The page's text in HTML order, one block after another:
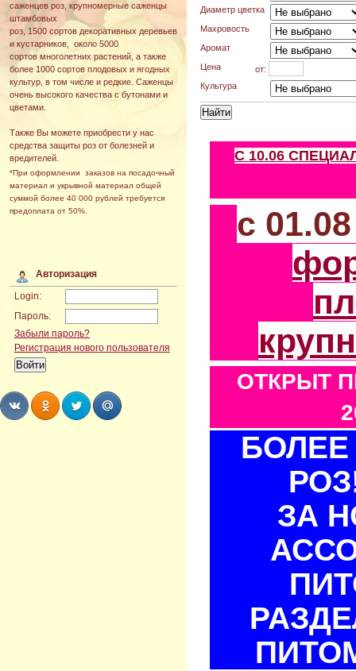
саженцев роз, крупномерные саженцы
штамбовых
роз, 1500 сортов декоративных деревьев
и кустарников, около 5000
сортов многолетних растений, а также
более 1000 сортов плодовых и ягодных
культур, в том числе и редкие. Саженцы
очень высокого качества с бутонами и
цветами.
Также Вы можете приобрести у нас
средства защиты роз от болезней и
вредителей.
*При оформлении заказов на посадочный
материал и укрывной материал общей
суммой более 40 000 рублей требуется
предоплата от 50%.
Авторизация
Login:
Пароль:
Забыли пароль?
Регистрация нового пользователя
Диаметр цветка
Махровость
Аромат
Цена
от:
Культура
С 10.06
с
ОТКРЫТ
БОЛЕЕ
ЗА